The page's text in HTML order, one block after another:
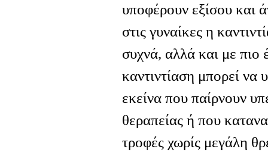
υποφέρουν εξίσου και
στις γυναίκες η
συχνά, αλλά και με
καντιντίαση μπορεί να
εκείνα που παίρνουν
θεραπείας ή που
τροφές χωρίς μεγάλη